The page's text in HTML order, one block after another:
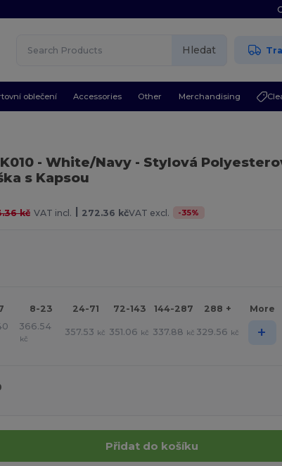
Hledat
oblečení Accessories Other Merchandising
- White/Navy- Stylová
s Kapsou
kč VAT incl. | 272.36 kčVAT excl. -35%
8-23 24-71 72-143 144-287 288 + More
366.54
kč
357.53 kč 351.06 kč 337.88 kč 329.56 kč +
Přidat do košíku